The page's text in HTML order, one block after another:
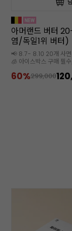
[무상보냉&배송]
(25kg/무가염/벌
터)
⭐무상보냉 & 무료배송
13%390,000